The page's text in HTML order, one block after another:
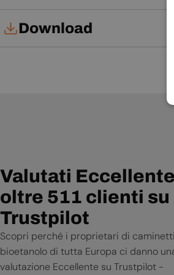
Download
Valutati
oltre 511 clienti su
Trustpilot
Scopri perché i proprietari di
bioetanolo di tutta Europa ci danno
valutazione Eccellente su Trustpilot -